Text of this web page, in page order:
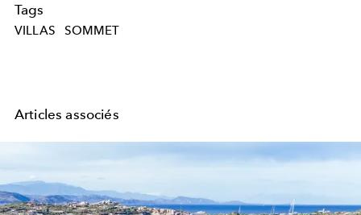
Tags
VILLAS SOMMET
Articles associés